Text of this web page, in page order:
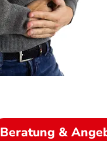
Beratung &